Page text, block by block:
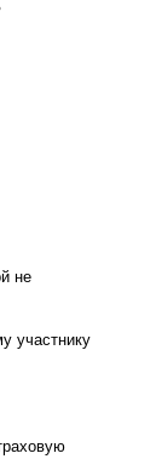
не
участнику